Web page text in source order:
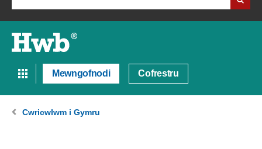
Mewngofnodi Cofrestru
Cwricwlwm i Gymru